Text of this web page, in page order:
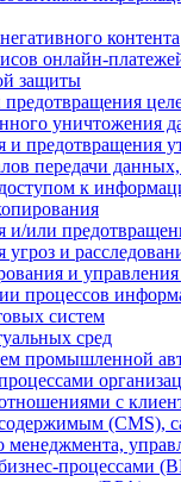
контента
онлайн-
защиты
уничтожения
и предотвращения
передачи
к
и/или
и
и
процессов
систем
сред
промышленной
с
(CMS),
менеджмента,
процессами